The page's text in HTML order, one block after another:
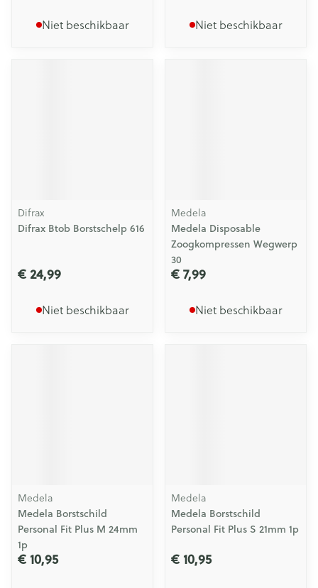
Niet beschikbaar Niet beschikbaar
Difrax
Difrax Btob Borstschelp 616
€ 24,99
Niet beschikbaar
Medela
Medela Disposable
Zoogkompressen Wegwerp
30
€ 7,99
Niet beschikbaar
Medela
Medela Borstschild
Personal Fit Plus M 24mm
1p
€ 10,95
Medela
Medela Borstschild
Personal Fit Plus S 21mm 1p
€ 10,95